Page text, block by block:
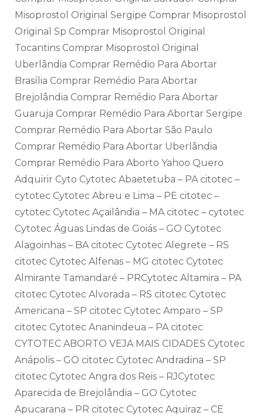
Misoprostol Original Sergipe Comprar Misoprostol
Original Sp Comprar Misoprostol Original
Tocantins Comprar Misoprostol Original
Uberlândia Comprar Remédio Para Abortar
Brasília Comprar Remédio Para Abortar
Brejolândia Comprar Remédio Para Abortar
Guaruja Comprar Remédio Para Abortar Sergipe
Comprar Remédio Para Abortar São Paulo
Comprar Remédio Para Abortar Uberlândia
Comprar Remédio Para Aborto Yahoo Quero
Adquirir Cyto Cytotec Abaetetuba – PA citotec –
cytotec Cytotec Abreu e Lima – PE citotec –
cytotec Cytotec Açailândia – MA citotec – cytotec
Cytotec Águas Lindas de Goiás – GO Cytotec
Alagoinhas – BA citotec Cytotec Alegrete – RS
citotec Cytotec Alfenas – MG citotec Cytotec
Almirante Tamandaré – PRCytotec Altamira – PA
citotec Cytotec Alvorada – RS citotec Cytotec
Americana – SP citotec Cytotec Amparo – SP
citotec Cytotec Ananindeua – PA citotec
CYTOTEC ABORTO VEJA MAIS CIDADES Cytotec
Anápolis – GO citotec Cytotec Andradina – SP
citotec Cytotec Angra dos Reis – RJCytotec
Aparecida de Brejolândia – GO Cytotec
Apucarana – PR citotec Cytotec Aquiraz – CE